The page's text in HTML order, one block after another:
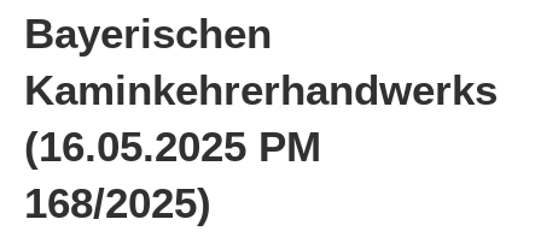
Bayerischen
Kaminkehrerhandwerks
(16.05.2025 PM
168/2025)